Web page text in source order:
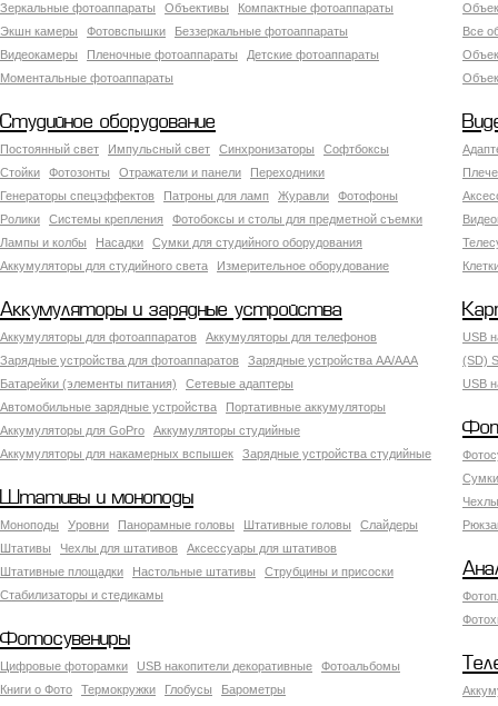
Зеркальные фотоаппараты Объективы
Компактные фотоаппараты
Экшн камеры
Фотовспышки
Беззеркальные фотоаппараты
Видеокамеры
Пленочные фотоаппараты
Детские фотоаппараты
Моментальные фотоаппараты
Все
Студийное оборудование
Постоянный свет Импульсный свет Синхронизаторы
Софтбоксы
Стойки
Фотозонты Отражатели и панели
Переходники
Генераторы спецэффектов
Патроны для ламп Журавли
Фотофоны
Ролики
Системы крепления
Фотобоксы и столы для предметной съемки
Лампы и колбы
Насадки
Сумки для студийного оборудования
Аккумуляторы для студийного света
Измерительное оборудование
Аккумуляторы и зарядные устройства
Аккумуляторы для фотоаппаратов
Аккумуляторы для телефонов
Зарядные устройства для фотоаппаратов
Зарядные устройства AA/AAA
Батарейки (элементы питания)
Сетевые адаптеры
Автомобильные зарядные устройства
Портативные аккумуляторы
Аккумуляторы для GoPro
Аккумуляторы студийные
Аккумуляторы для накамерных вспышек
Зарядные устройства студийные
USB
(SD)
USB
Штативы и моноподы
Моноподы Уровни Панорамные головы Штативные головы
Слайдеры
Штативы
Чехлы для штативов
Аксессуары для штативов
Штативные площадки
Настольные штативы
Струбцины и присоски
Стабилизаторы и стедикамы
Фотосувениры
Цифровые фоторамки USB накопители декоративные
Фотоальбомы
Книги о Фото
Термокружки Глобусы Барометры